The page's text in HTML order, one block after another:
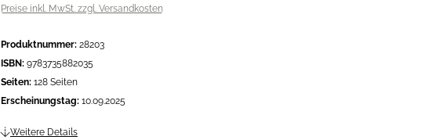
Preise inkl. MwSt. zzgl. Versandkosten
Produktnummer: 28203
ISBN: 9783735882035
Seiten: 128 Seiten
Erscheinungstag: 10.09.2025
Weitere Details